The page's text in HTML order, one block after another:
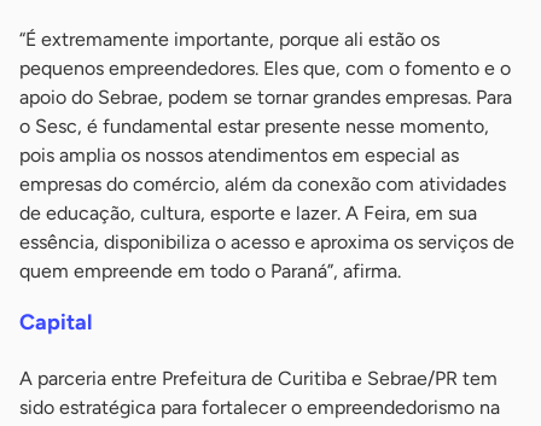
“É extremamente importante, porque ali estão os
pequenos empreendedores. Eles que, com o fomento e o
apoio do Sebrae, podem se tornar grandes empresas. Para
o Sesc, é fundamental estar presente nesse momento,
pois amplia os nossos atendimentos em especial as
empresas do comércio, além da conexão com atividades
de educação, cultura, esporte e lazer. A Feira, em sua
essência, disponibiliza o acesso e aproxima os serviços de
quem empreende em todo o Paraná”, afirma.
Capital
A parceria entre Prefeitura de Curitiba e Sebrae/PR tem
sido estratégica para fortalecer o empreendedorismo na